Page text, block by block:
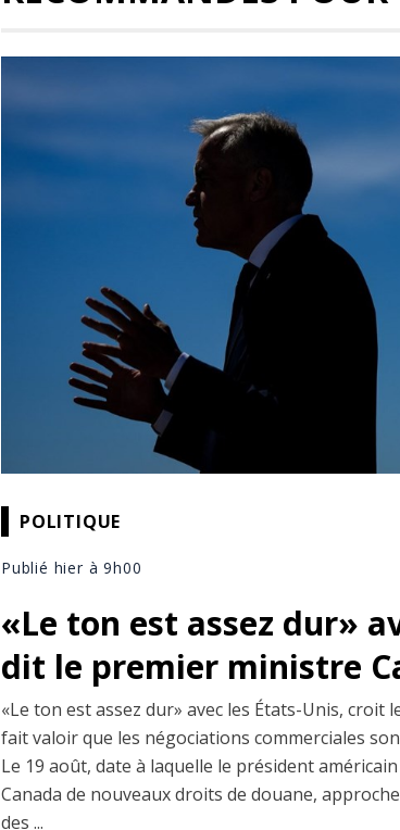
POLITIQUE
Publié hier à 9h00
«Le ton est assez dur»
dit le premier ministre
«Le ton est assez dur» avec les États-Unis,
fait valoir que les négociations commerciales
Le 19 août, date à laquelle le président
Canada de nouveaux droits de douane,
des ...